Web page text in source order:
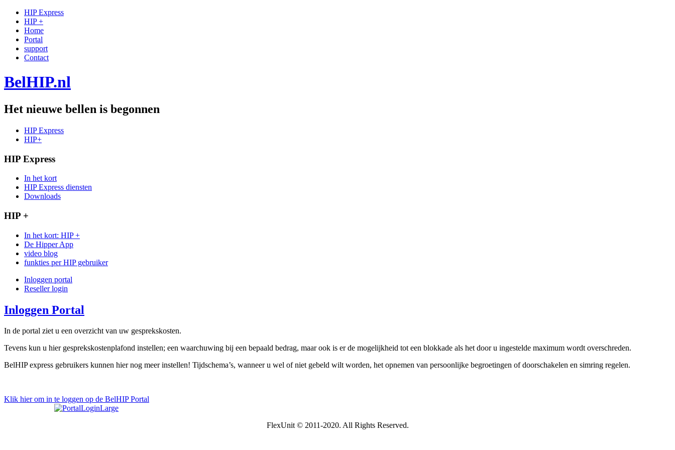
HIP Express
HIP +
Home
Portal
support
Contact
BelHIP.nl
Het nieuwe bellen is begonnen
HIP Express
HIP+
HIP Express
In het kort
HIP Express diensten
Downloads
HIP +
In het kort: HIP +
De Hipper App
video blog
funkties per HIP gebruiker
Inloggen portal
Reseller login
Inloggen Portal
In de portal ziet u een overzicht van uw gesprekskosten.
Tevens kun u hier gesprekskostenplafond instellen; een waarchuwing bij een bepaald bedrag, maar ook is er de mogelijkheid tot een blokkade als het door u ingestelde maximum wordt overschreden.
BelHIP express gebruikers kunnen hier nog meer instellen! Tijdschema’s, wanneer u wel of niet gebeld wilt worden, het opnemen van persoonlijke begroetingen of doorschakelen en simring regelen.
Klik hier om in te loggen op de BelHIP Portal
FlexUnit © 2011-2020. All Rights Reserved.